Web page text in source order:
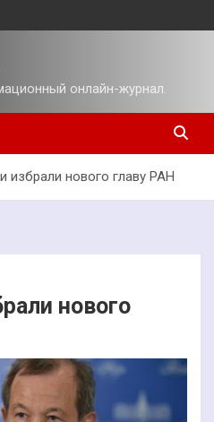
онлайн-журнал.
избрали нового главу РАН
нового